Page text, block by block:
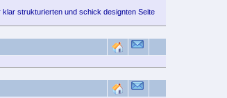
strukturierten und schick designten Seite